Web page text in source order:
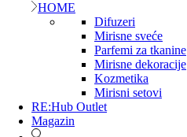
HOME
Difuzeri
Mirisne sveće
Parfemi za tkanine
Mirisne dekoracije
Kozmetika
Mirisni setovi
RE:Hub Outlet
Magazin